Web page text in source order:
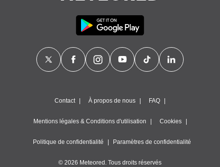
Contact À propos de nous FAQ
Mentions légales & Conditions d'utilisation Cookies
Politique de confidentialité Paramètres de confidentialité
© 2026 Meteored. Tous droits réservés